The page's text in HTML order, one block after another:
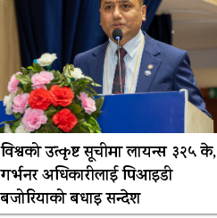
विश्वको उत्कृष्ट सूचीमा लायन्स ३२५ के,
गर्भनर अधिकारीलाई पिआइडी
बजोरियाको बधाइ सन्देश